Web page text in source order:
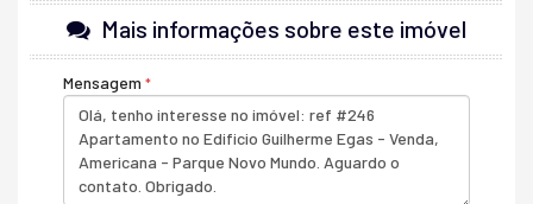
Acabamento em Gesso
Características do Empreendimento
Portão Eletrônico
Câmeras de Segurança
Acessibilidade para PNE
Mais informações sobre este imóvel
Mensagem